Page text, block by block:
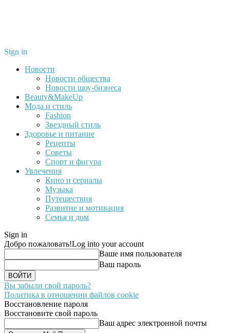
Sign in
Новости
Новости общества
Новости шоу-бизнеса
Beauty&MakeUp
Мода и стиль
Fashion
Звездный стиль
Здоровье и питание
Рецепты
Советы
Спорт и фигура
Увлечения
Кино и сериалы
Музыка
Путешествия
Развитие и мотивация
Семья и дом
Sign in
Добро пожаловать!Log into your account
Ваше имя пользователя
Ваш пароль
Вы забыли свой пароль?
Политика в отношении файлов cookie
Восстановление пароля
Восстановите свой пароль
Ваш адрес электронной почты